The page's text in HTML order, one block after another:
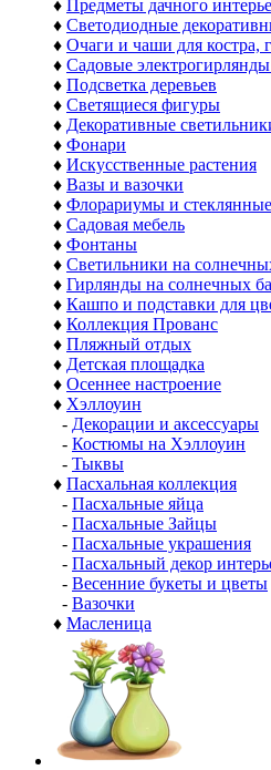
♦ Предметы дачного
♦ Светодиодные
♦ Очаги и чаши для костра,
♦ Садовые
♦ Подсветка деревьев
♦ Светящиеся фигуры
♦ Декоративные
♦ Фонари
♦ Искусственные растения
♦ Вазы и вазочки
♦ Флорариумы и
♦ Садовая мебель
♦ Фонтаны
♦ Светильники на
♦ Гирлянды на солнечных
♦ Кашпо и подставки для
♦ Коллекция Прованс
♦ Пляжный отдых
♦ Детская площадка
♦ Осеннее настроение
♦ Хэллоуин
- Декорации и аксессуары
- Костюмы на Хэллоуин
- Тыквы
♦ Пасхальная коллекция
- Пасхальные яйца
- Пасхальные Зайцы
- Пасхальные украшения
- Пасхальный декор
- Весенние букеты и цветы
- Вазочки
♦ Масленица